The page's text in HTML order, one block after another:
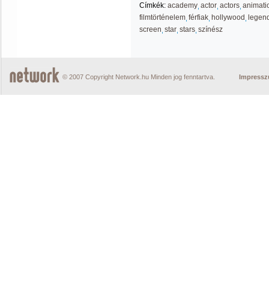
Címkék: academy actor actors
filmtörténelem férfiak hollywood
screen star stars színész
© 2007 Copyright Network.hu Minden jog fenntartva.